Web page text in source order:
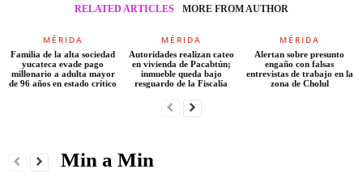
RELATED ARTICLES MORE FROM AUTHOR
MÉRIDA
Familia de la alta sociedad
yucateca evade pago
millonario a adulta mayor
de 96 años en estado crítico
MÉRIDA
Autoridades realizan cateo
en vivienda de Pacabtún;
inmueble queda bajo
resguardo de la Fiscalía
MÉRIDA
Alertan sobre presunto
engaño con falsas
entrevistas de trabajo en la
zona de Cholul
Min a Min